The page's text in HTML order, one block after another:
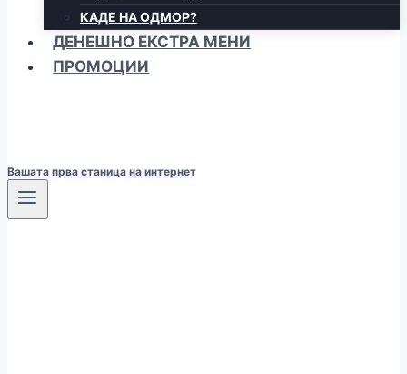
КАДЕ НА ОДМОР?
ДЕНЕШНО ЕКСТРА МЕНИ
ПРОМОЦИИ
Вашата прва станица на интернет